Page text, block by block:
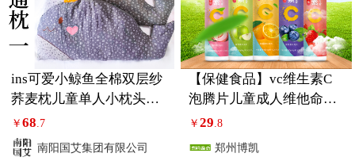
ins可爱小鲸鱼全棉双层纱
荞麦枕儿童单人小枕头办
公室沙发午睡枕
￥68 .7
南阳国艾集团有限公司
【保健食品】vc维生素C
泡腾片儿童成人维他命VC
维C沸腾泡片
￥29 .8
郑州博凯